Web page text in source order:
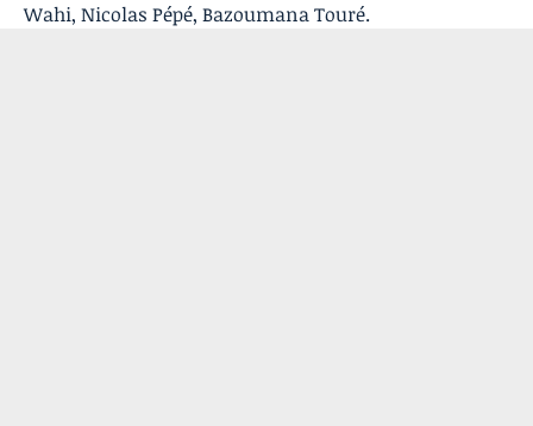
Wahi, Nicolas Pépé, Bazoumana Touré.